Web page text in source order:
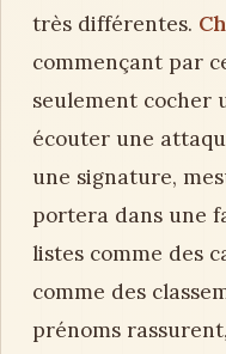
très différentes.
commençant par
seulement cocher
écouter une
une signature,
portera dans une
listes comme des
comme des
prénoms